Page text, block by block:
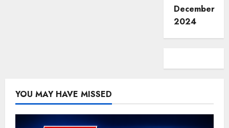
December
2024
YOU MAY HAVE MISSED